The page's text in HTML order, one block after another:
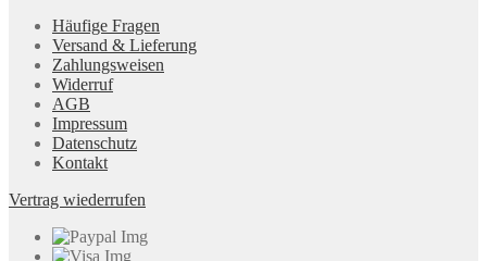
Häufige Fragen
Versand & Lieferung
Zahlungsweisen
Widerruf
AGB
Impressum
Datenschutz
Kontakt
Vertrag wiederrufen